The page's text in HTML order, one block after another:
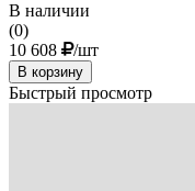
В наличии
(0)
10 608
/шт
В корзину
Быстрый просмотр